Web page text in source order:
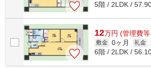
5階 / 2LDK /
12万円 (管理費
敷金 0ヶ月 礼金
6階 / 2LDK /